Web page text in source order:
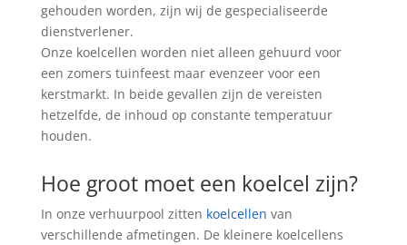
gehouden worden, zijn wij de gespecialiseerde
dienstverlener.
Onze koelcellen worden niet alleen gehuurd voor
een zomers tuinfeest maar evenzeer voor een
kerstmarkt. In beide gevallen zijn de vereisten
hetzelfde, de inhoud op constante temperatuur
houden.
Hoe groot moet een koelcel zijn?
In onze verhuurpool zitten koelcellen van
verschillende afmetingen. De kleinere koelcellens